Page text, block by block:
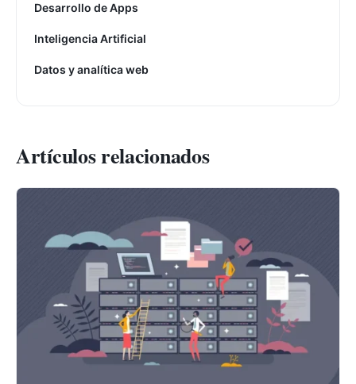
Desarrollo de Apps
Inteligencia Artificial
Datos y analítica web
Artículos relacionados